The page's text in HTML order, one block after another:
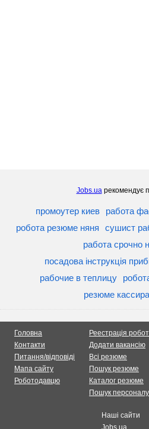
Jobs.uaрекомендує
промоутер киев
работа
робота резюме няня
сушист
работа срочно
посадова інструкція
рабочие в теплицу
резюме
Головна
Контакти
Питання/відповіді
Мапа сайту
Роботодавцю
Реестрація
Додати вакансію
Всі резюме
Пошук резюме
Каталог резюме
Пошук персоналу
Наші сайти